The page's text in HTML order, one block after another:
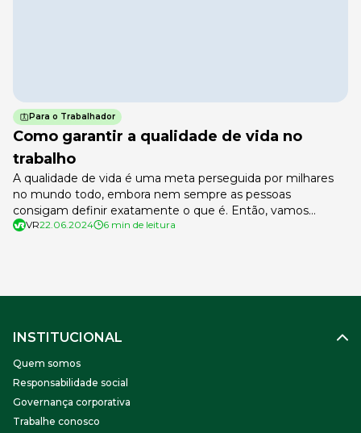
Para o Trabalhador
Como garantir a qualidade de vida no
trabalho
A qualidade de vida é uma meta perseguida por milhares
no mundo todo, embora nem sempre as pessoas
consigam definir exatamente o que é. Então, vamos
entender. Qualidade de vida tem relação direta com ter
VR22.06.2024 6 min de leitura
INSTITUCIONAL
Quem somos
Responsabilidade social
Governança corporativa
Trabalhe conosco